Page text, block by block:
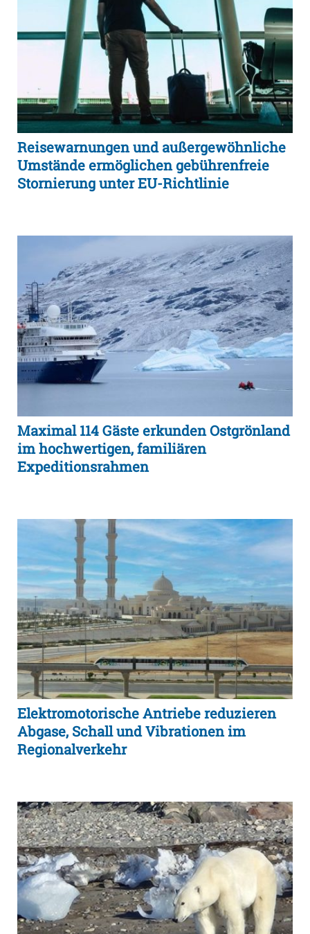
Reisewarnungen und außergewöhnliche
Umstände ermöglichen gebührenfreie
Stornierung unter EU-Richtlinie
Maximal 114 Gäste erkunden Ostgrönland
im hochwertigen, familiären
Expeditionsrahmen
Elektromotorische Antriebe reduzieren
Abgase, Schall und Vibrationen im
Regionalverkehr